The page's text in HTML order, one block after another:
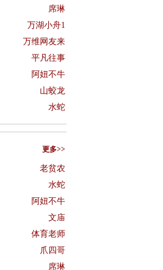
席琳
万湖小舟1
万维网友来
平凡往事
阿妞不牛
山蛟龙
水蛇
更多>>
老贫农
水蛇
阿妞不牛
文庙
体育老师
爪四哥
席琳